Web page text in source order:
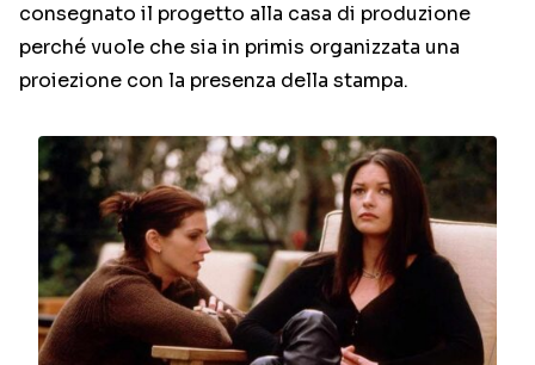
consegnato il progetto alla casa di produzione
perché vuole che sia in primis organizzata una
proiezione con la presenza della stampa.